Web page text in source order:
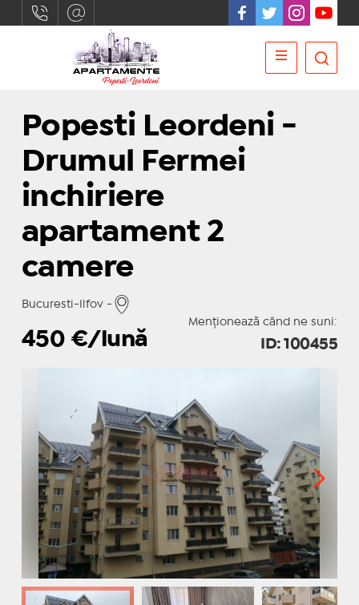
Popesti Leordeni -
Drumul Fermei
inchiriere
apartament 2
camere
Bucuresti-Ilfov -
Menționează când ne suni:
450 €/lună ID: 100455